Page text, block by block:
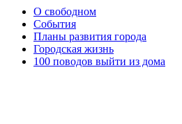
О свободном
События
Планы развития города
Городская жизнь
100 поводов выйти из дома